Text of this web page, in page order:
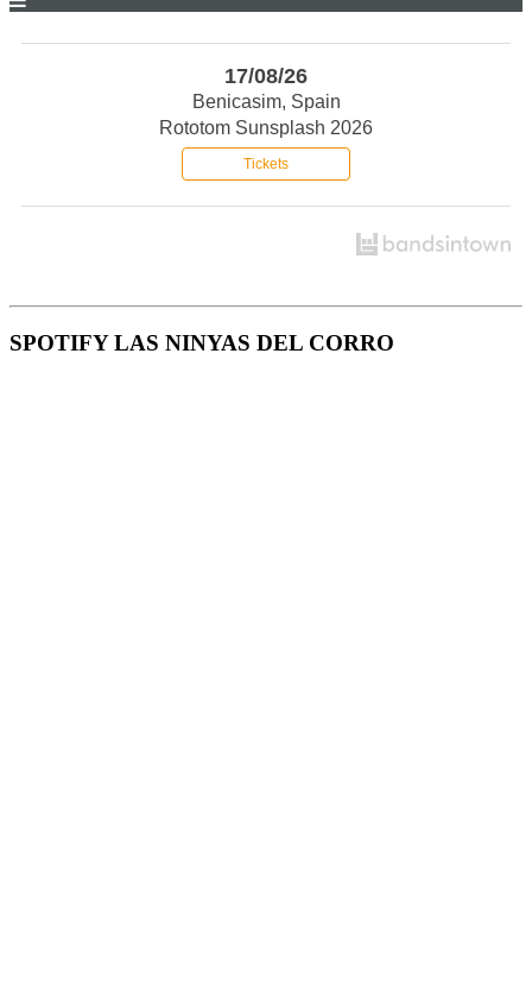
17/08/26
Benicasim, Spain
Rototom Sunsplash 2026
Tickets
SPOTIFY LAS NINYAS DEL CORRO